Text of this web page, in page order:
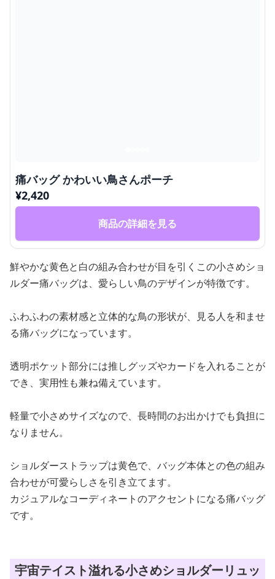
痛バッグ かわいい鳥さんポーチ
¥2,420
商品の詳細を見る
鮮やかな黄色と白の組み合わせが目を引くこの小さめショ
ルダー痛バッグは、愛らしい鳥のデザインが特徴です。
ふわふわの素材感と立体的な鳥の形状が、見る人を和ませ
る痛バッグになっています。
透明ポケット部分には推しグッズやカードを入れることが
でき、実用性も兼ね備えています。
軽量で小さめサイズなので、長時間のお出かけでも負担に
なりません。
ショルダーストラップは黄色で、バッグ本体との色の組み
合わせが可愛らしさを引き立てます。
カジュアルなコーディネートのアクセントになる痛バッグ
です。
宇宙テイスト溢れる小さめショルダーリュッ